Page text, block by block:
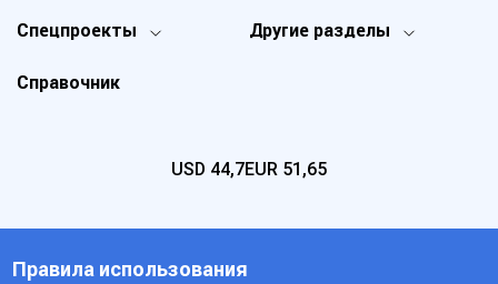
Спецпроекты Другие разделы
Справочник
USD 44,7EUR 51,65
Правила использования